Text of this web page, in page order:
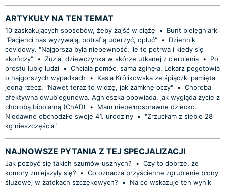
ARTYKUŁY NA TEN TEMAT
10 zaskakujących sposobów, żeby zajść w ciążę •
Bunt pielęgniarki
"Pacjenci nas wyzywają, potrafią uderzyć, opluć" •
Dziennik
covidowy. "Najgorsza była niepewność, ile to potrwa i kiedy się
skończy" • Zuzia, dziewczynka w skórze utkanej z cierpienia •
Po
prostu lubię ludzi • Chciała pomóc, sama zginęła. Lekarz pogotowia
o najgorszych wypadkach
•
Kasia Królikowska ze śpiączki pamięta
jedną rzecz. "Nawet teraz to widzę, jak zamknę oczy" • Choroba
afektywna dwubiegunowa. Agnieszka opowiada, jak wygląda życie z
chorobą bipolarną (ChAD)
•
Mam niepełnosprawne dziecko.
Niedawno obchodziło swoje 41. urodziny •
"Zrzuciłam z siebie 28
kg nieszczęścia"
NAJNOWSZE PYTANIA Z TEJ SPECJALIZACJI
Jak pozbyć się takich szumów usznych? • Czy to dobrze, że
komory zmiejszyły się?
• Co oznacza przyścienne zgrubienie błony
śluzowej w zatokach szczękowych?
•
Na co wskazuje ten wynik